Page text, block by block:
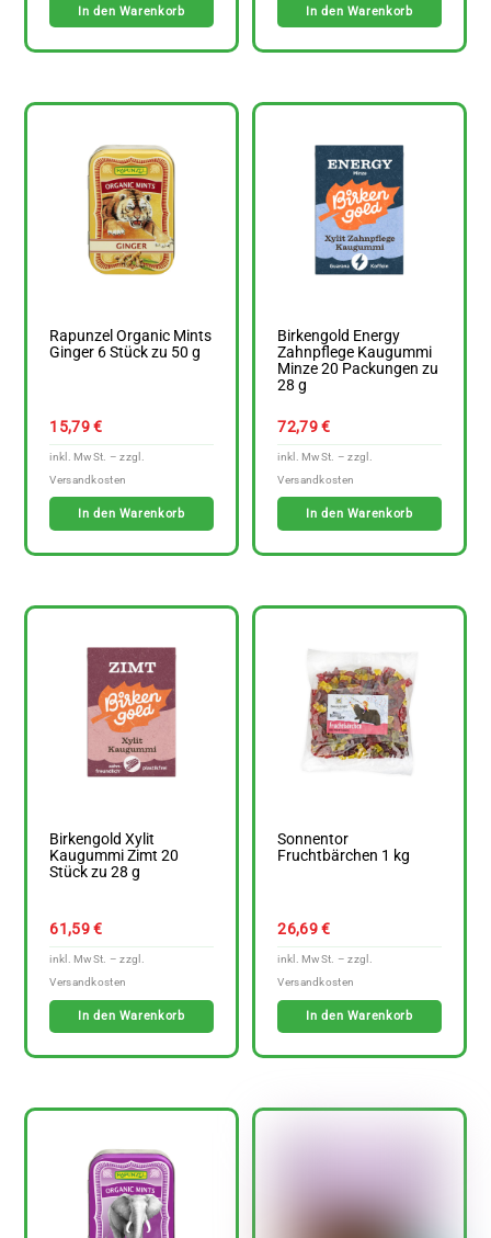
In den Warenkorb In den Warenkorb
Rapunzel Organic Mints
Ginger 6 Stück zu 50 g
15,79€
In den Warenkorb
Birkengold Energy
Zahnpflege Kaugummi
Minze 20 Packungen zu
28 g
72,79€
In den Warenkorb
Birkengold Xylit
Kaugummi Zimt 20
Stück zu 28 g
61,59€
In den Warenkorb
Sonnentor
Fruchtbärchen 1 kg
26,69€
In den Warenkorb